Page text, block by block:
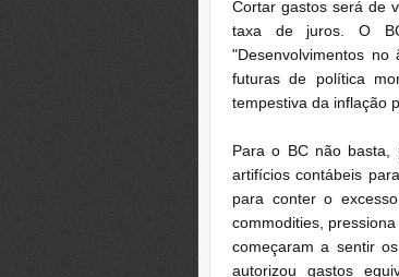
Cortar gastos será de
taxa de juros. O
"Desenvolvimentos
futuras de política
tempestiva da inflação
Para o BC não basta,
artifícios contábeis
para conter o
commodities,
começaram a sentir
autorizou gastos